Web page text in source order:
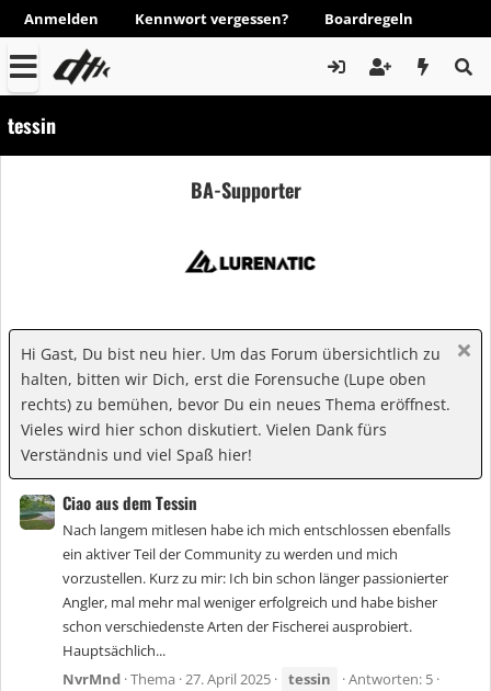
Anmelden Kennwort vergessen? Boardregeln
tessin
BA-Supporter
Hi Gast, Du bist neu hier. Um das Forum übersichtlich zu
halten, bitten wir Dich, erst die Forensuche (Lupe oben
rechts) zu bemühen, bevor Du ein neues Thema eröffnest.
Vieles wird hier schon diskutiert. Vielen Dank fürs
Verständnis und viel Spaß hier!
Ciao aus dem Tessin
Nach langem mitlesen habe ich mich entschlossen ebenfalls
ein aktiver Teil der Community zu werden und mich
vorzustellen. Kurz zu mir: Ich bin schon länger passionierter
Angler, mal mehr mal weniger erfolgreich und habe bisher
schon verschiedenste Arten der Fischerei ausprobiert.
Hauptsächlich...
NvrMnd Thema 27. April 2025 tessin
Antworten: 5